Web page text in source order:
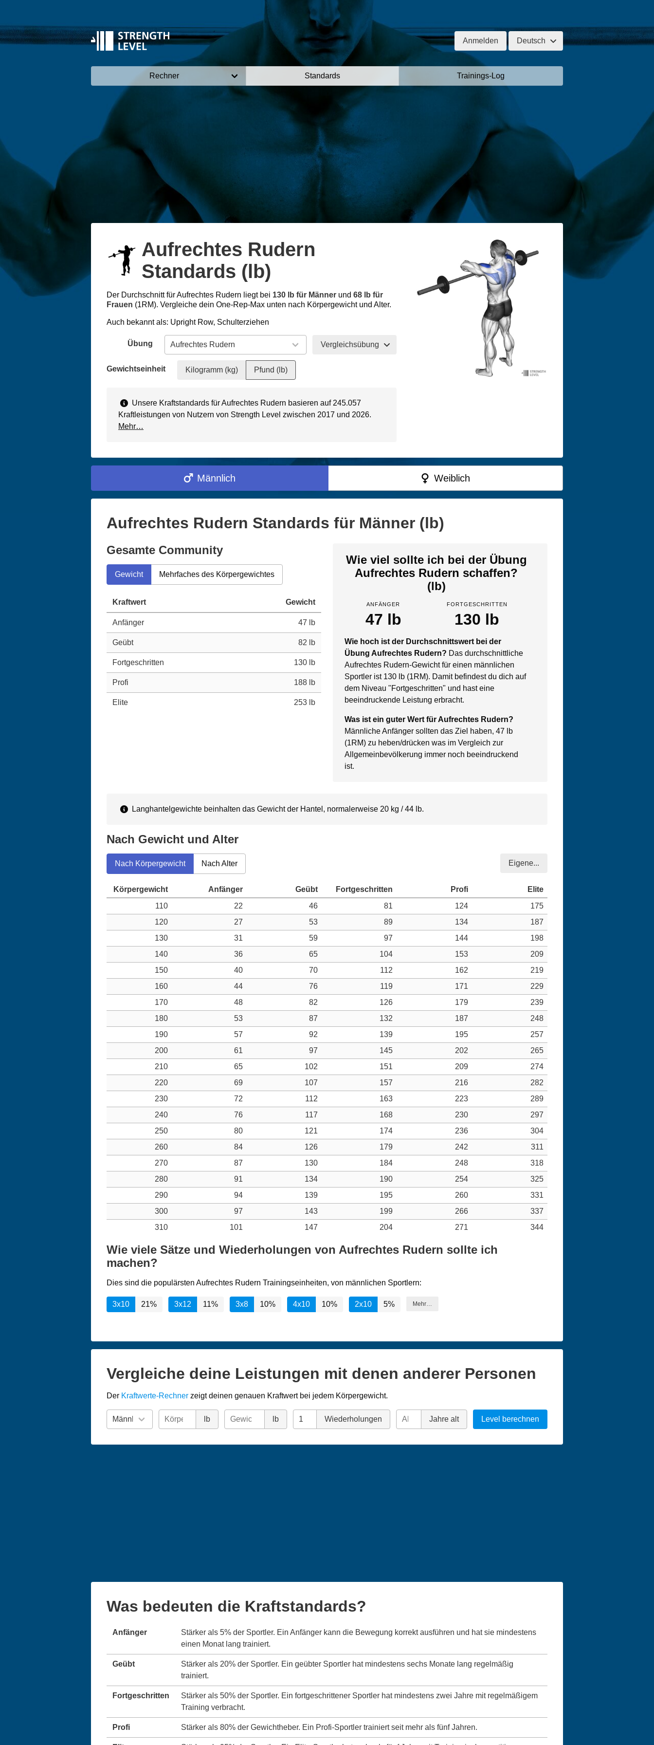
Anmelden Deutsch
Rechner Standards Trainings-Log
Aufrechtes Rudern
Standards (lb)
Der Durchschnitt für Aufrechtes Rudern liegt bei 130 lb für Männer und 68 lb für
Frauen (1RM). Vergleiche dein One-Rep-Max unten nach Körpergewicht und Alter.
Auch bekannt als: Upright Row, Schulterziehen
Übung Vergleichsübung
Gewichtseinheit Kilogramm (kg) Pfund (lb)
Unsere Kraftstandards für Aufrechtes Rudern basieren auf 245.057
Kraftleistungen von Nutzern von Strength Level zwischen 2017 und 2026.
Mehr…
Männlich Weiblich
Aufrechtes Rudern Standards für Männer (lb)
Gesamte Community
Gewicht Mehrfaches des Körpergewichtes
Kraftwert Gewicht
Anfänger 47 lb
Geübt 82 lb
Fortgeschritten 130 lb
Profi 188 lb
Elite 253 lb
Wie viel sollte ich bei der Übung
Aufrechtes Rudern schaffen?
(lb)
ANFÄNGER
47 lb
FORTGESCHRITTEN
130 lb
Wie hoch ist der Durchschnittswert bei der
Übung Aufrechtes Rudern? Das durchschnittliche
Aufrechtes Rudern-Gewicht für einen männlichen
Sportler ist 130 lb (1RM). Damit befindest du dich auf
dem Niveau "Fortgeschritten" und hast eine
beeindruckende Leistung erbracht.
Was ist ein guter Wert für Aufrechtes Rudern?
Männliche Anfänger sollten das Ziel haben, 47 lb
(1RM) zu heben/drücken was im Vergleich zur
Allgemeinbevölkerung immer noch beeindruckend
ist.
Langhantelgewichte beinhalten das Gewicht der Hantel, normalerweise 20 kg / 44 lb.
Nach Gewicht und Alter
Nach Körpergewicht Nach Alter Eigene...
110 22 46 81 124
175
120
27 53 89 134
187
130
31 59 97 144
198
140
36 65 104 153
209
150
40 70 112 162
219
160
44 76 119 171
229
170
48 82 126 179
239
180
53 87 132 187
248
190
57 92 139 195
257
200
61 97 145 202
265
210
65 102 151 209
274
220
69 107 157 216
282
230
72 112 163 223
289
240
76 117 168 230
297
250
80 121 174 236
304
260
84 126 179 242
311
270
87 130 184 248
318
280
91 134 190 254
325
290
94 139 195 260
331
300
97 143 199 266
337
310
101 147 204 271 344
Wie viele Sätze und Wiederholungen von Aufrechtes Rudern sollte ich
machen?
Dies sind die populärsten Aufrechtes Rudern Trainingseinheiten, von männlichen Sportlern:
3x10 21% 3x12 11% 3x8 10% 4x10 10% 2x10 5% Mehr…
Vergleiche deine Leistungen mit denen anderer Personen
Der Kraftwerte-Rechner zeigt deinen genauen Kraftwert bei jedem Körpergewicht.
lb lb Wiederholungen Jahre alt Level berechnen
Was bedeuten die Kraftstandards?
Anfänger
Stärker als 5% der Sportler. Ein Anfänger kann die Bewegung korrekt ausführen und hat sie mindestens
einen Monat lang trainiert.
Geübt
Stärker als 20% der Sportler. Ein geübter Sportler hat mindestens sechs Monate lang regelmäßig
trainiert.
Fortgeschritten
Stärker als 50% der Sportler. Ein fortgeschrittener Sportler hat mindestens zwei Jahre mit regelmäßigem
Training verbracht.
Profi Stärker als 80% der Gewichtheber. Ein Profi-Sportler trainiert seit mehr als fünf Jahren.